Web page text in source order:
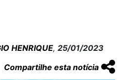
HENRIQUE, 25/01/2023
Compartilhe esta notícia